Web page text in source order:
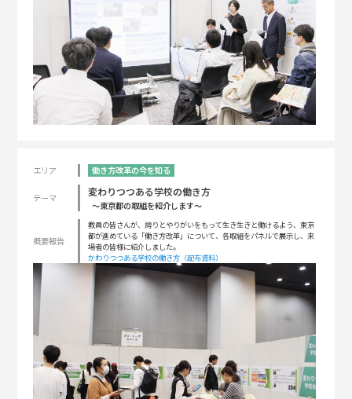
エリア 働き方改革の今を知る
テーマ 変わりつつある学校の働き方
～東京都の取組を紹介します～
概要報告
教員の皆さんが、誇りとやりがいをもって生き生きと働けるよう、東京
都が進めている「働き方改革」について、各取組をパネルで展示し、来
場者の皆様に紹介しました。
かわりつつある学校の働き方（配布資料）